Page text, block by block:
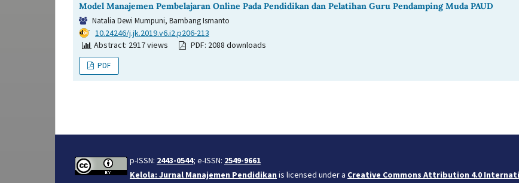
Model Manajemen Pembelajaran Online Pada Pendidikan dan Pelatihan Guru Pendamping Muda PAUD
Natalia Dewi Mumpuni, Bambang Ismanto
DOI: 10.24246/j.jk.2019.v6.i2.p206-213
Abstract: 2917 views
PDF: 2088 downloads
PDF
p-ISSN: 2443-0544; e-ISSN: 2549-9661
Kelola: Jurnal Manajemen Pendidikan is licensed under a Creative Commons Attribution 4.0